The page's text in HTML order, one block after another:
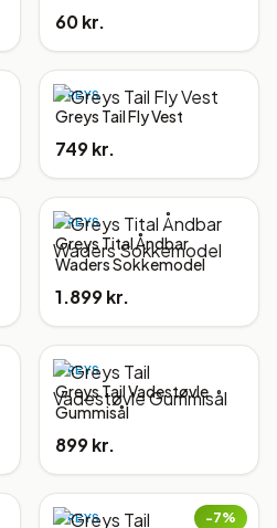
60 kr.
GREYS
Greys Tail Fly Vest
749 kr.
GREYS
Greys Tital Åndbar
Waders Sokkemodel
1.899 kr.
GREYS
Greys Tail Vadestøvle
Gummisål
899 kr.
−7%
GREYS